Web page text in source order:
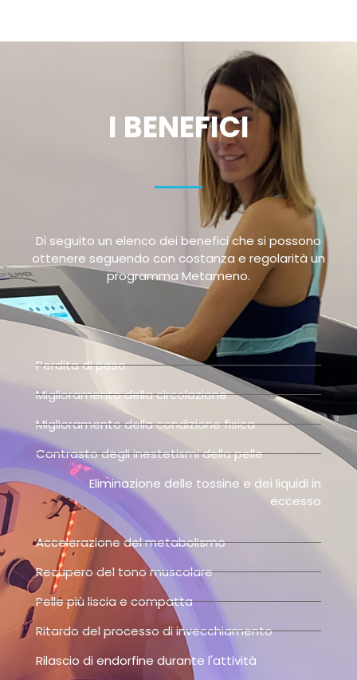
I BENEFICI
Di seguito un elenco dei benefici che si possono
ottenere seguendo con costanza e regolarità un
programma Metameno.
Perdita di peso
Miglioramento della circolazione
Miglioramento della condizione fisica
Contrasto degli inestetismi della pelle
Eliminazione delle tossine e dei liquidi in
eccesso
Accelerazione del metabolismo
Recupero del tono muscolare
Pelle più liscia e compatta
Ritardo del processo di invecchiamento
Rilascio di endorfine durante l'attività